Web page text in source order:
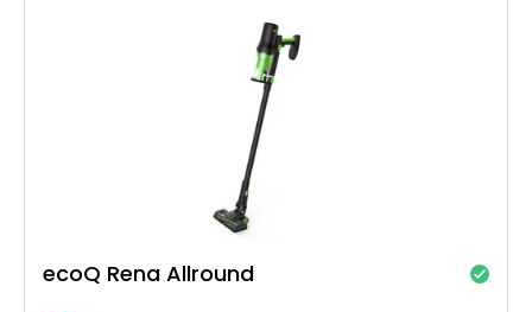
ecoQ Rena Allround